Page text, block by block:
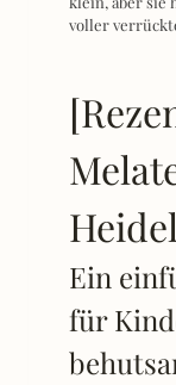
voller
Ein
für